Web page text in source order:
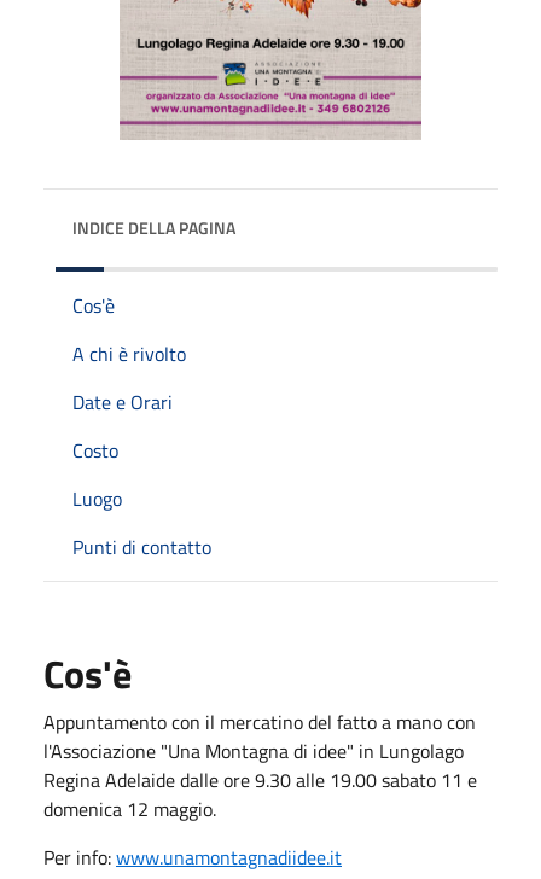
INDICE DELLA PAGINA
Cos'è
A chi è rivolto
Date e Orari
Costo
Luogo
Punti di contatto
Cos'è
Appuntamento con il mercatino del fatto a mano con
l'Associazione "Una Montagna di idee" in Lungolago
Regina Adelaide dalle ore 9.30 alle 19.00 sabato 11 e
domenica 12 maggio.
Per info:www.unamontagnadiidee.it